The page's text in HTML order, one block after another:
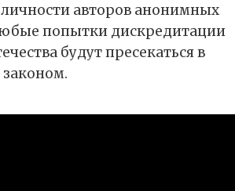
личности авторов анонимных
попытки дискредитации
будут пресекаться в
законом.